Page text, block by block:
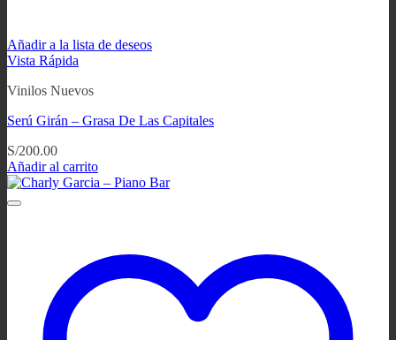
Añadir a la lista de deseos
Vista Rápida
Vinilos Nuevos
Serú Girán ‎– Grasa De Las Capitales
S/200.00
Añadir al carrito